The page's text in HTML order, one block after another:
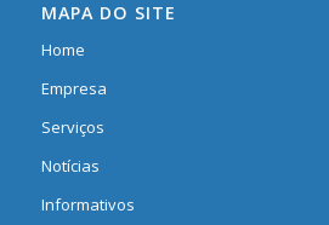
MAPA DO SITE
Home
Empresa
Serviços
Notícias
Informativos